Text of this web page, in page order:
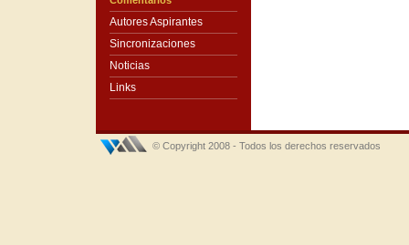
Autores Aspirantes
Sincronizaciones
Noticias
Links
© Copyright 2008 - Todos los derechos reservados